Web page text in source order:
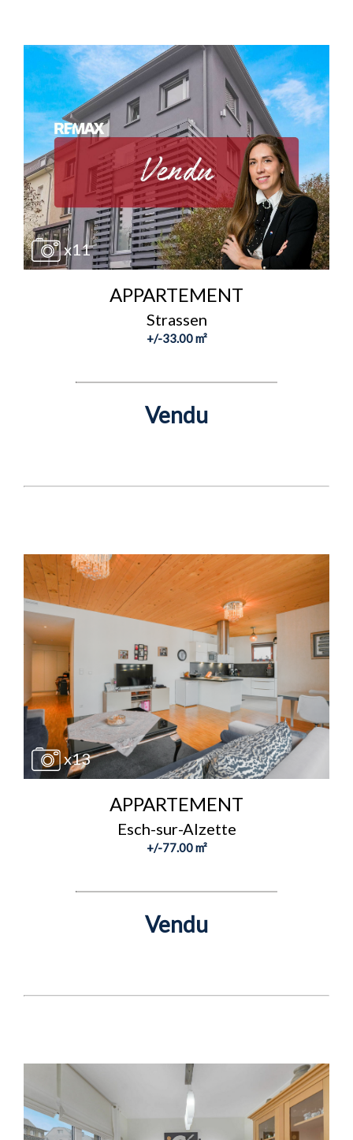
x11
APPARTEMENT
Strassen
+/-33.00 m²
Vendu
x13
APPARTEMENT
Esch-sur-Alzette
+/-77.00 m²
Vendu